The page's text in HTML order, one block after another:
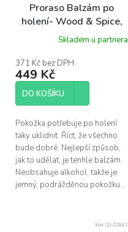
Proraso Balzám po
holení- Wood & Spice,
100ml
Skladem u partnera
371 Kč bez DPH
449 Kč
DO KOŠÍKU
Pokožka potřebuje po holení
taky uklidnit. Říct, že všechno
bude dobré. Nejlepší způsob,
jak to udělat, je tenhle balzám.
Neobsahuje alkohol, takže je
jemný, podrážděnou pokožku...
Kód: GS-ZZ881